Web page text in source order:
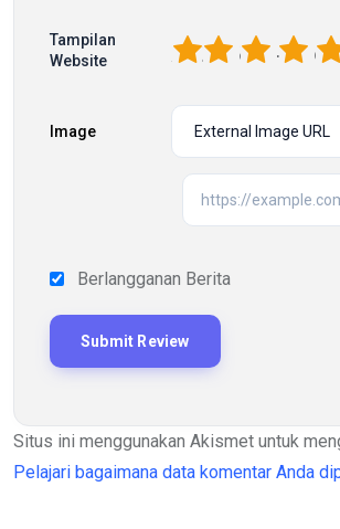
Tampilan
Website
5
4
3
2
Image
Berlangganan Berita
Situs ini menggunakan Akismet untuk
Pelajari bagaimana data komentar Anda